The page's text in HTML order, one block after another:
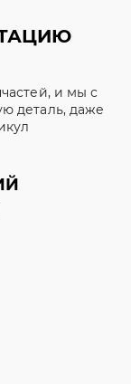
и мы с
деталь, даже